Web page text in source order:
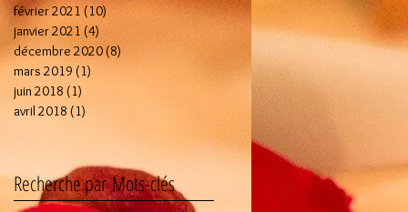
février 2021 (10) 10 posts
janvier 2021 (4)
décembre 2020(8)
mars 2019 (1)
juin 2018 (1)
avril 2018 (1)
Recherche par Mots-clés